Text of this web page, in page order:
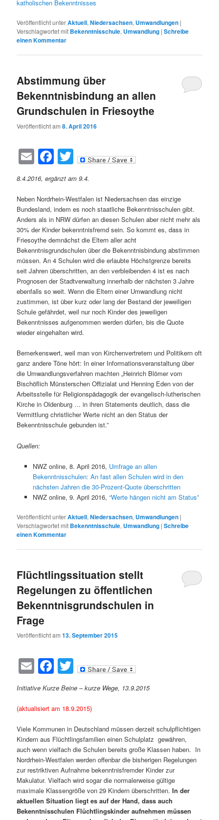
katholischen Bekenntnisses
Veröffentlicht unterAktuell,Niedersachsen, Umwandlungen |
Verschlagwortet mit Bekenntnisschule, Umwandlung |Schreibe
einen Kommentar
Abstimmung über
Bekenntnisbindung an allen
Grundschulen in Friesoythe
Veröffentlicht am8. April 2016
EmailFacebook
Twitter
8.4.2016, ergänzt am 9.4.
Neben Nordrhein-Westfalen ist Niedersachsen das einzige
Bundesland, indem es noch staatliche Bekenntnisschulen gibt.
Anders als in NRW dürfen an diesen Schulen aber nicht mehr als
30% der Kinder bekenntnisfremd sein. So kommt es, dass in
Friesoythe demnächst die Eltern aller acht
Bekenntnisgrundschulen über die Bekenntnisbindung abstimmen
müssen. An 4 Schulen wird die erlaubte Höchstgrenze bereits
seit Jahren überschritten, an den verbleibenden 4 ist es nach
Prognosen der Stadtverwaltung innerhalb der nächsten 3 Jahre
ebenfalls so weit. Wenn die Eltern einer Umwandlung nicht
zustimmen, ist über kurz oder lang der Bestand der jeweiligen
Schule gefährdet, weil nur noch Kinder des jeweiligen
Bekenntnisses aufgenommen werden dürfen, bis die Quote
wieder eingehalten wird.
Bemerkenswert, weil man von Kirchenvertretern und Politikern oft
ganz andere Töne hört: In einer Informationsveranstaltung über
die Umwandlungsverfahren machten „Heinrich Blömer vom
Bischöflich Münsterschen Offizialat und Henning Eden von der
Arbeitsstelle für Religionspädagogik der evangelisch-lutherischen
Kirche in Oldenburg … in ihren Statements deutlich, dass die
Vermittlung christlicher Werte nicht an den Status der
Bekenntnisschule gebunden ist.”
Quellen:
NWZ online, 8. April 2016, Umfrage an allen
Bekenntnisschulen: An fast allen Schulen wird in den
nächsten Jahren die 30-Prozent-Quote überschritten
NWZ online, 9. April 2016, “Werte hängen nicht am Status”
Veröffentlicht unterAktuell,Niedersachsen, Umwandlungen |
Verschlagwortet mit Bekenntnisschule, Umwandlung |Schreibe
einen Kommentar
Flüchtlingssituation stellt
Regelungen zu öffentlichen
Bekenntnisgrundschulen in
Frage
Veröffentlicht am13. September 2015
EmailFacebook
Twitter
Initiative Kurze Beine – kurze Wege, 13.9.2015
(aktualisiert am 18.9.2015)
Viele Kommunen in Deutschland müssen derzeit schulpflichtigen
Kindern aus Flüchtlingsfamilien einen Schulplatz gewähren,
auch wenn vielfach die Schulen bereits große Klassen haben. In
Nordrhein-Westfalen werden offenbar die bisherigen Regelungen
zur restriktiven Aufnahme bekenntnisfremder Kinder zur
Makulatur. Vielfach wird sogar die normalerweise gültige
maximale Klassengröße von 29 Kindern überschritten.In der
aktuellen Situation liegt es auf der Hand, dass auch
Bekenntnisschulen Flüchtlingskinder aufnehmen müssen